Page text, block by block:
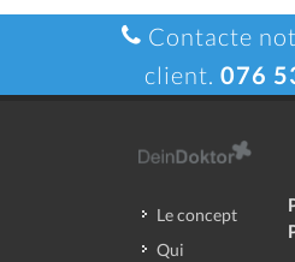
Contacte
client. 076
Le concept
Qui